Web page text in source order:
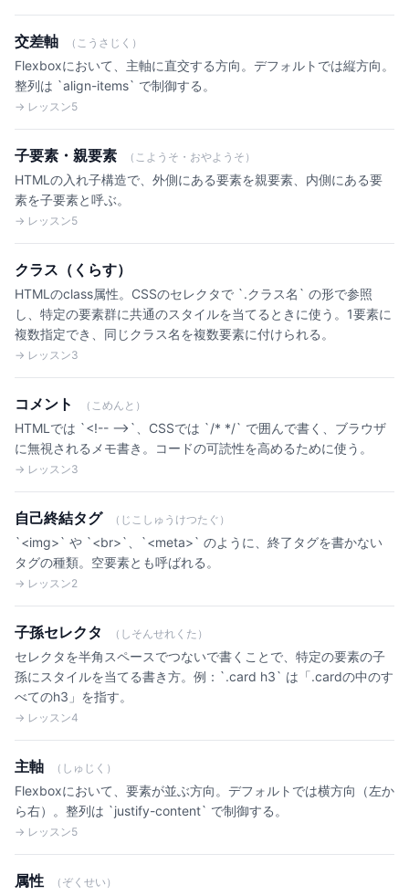
交差軸 （こうさじく）
Flexboxにおいて、主軸に直交する方向。デフォルトでは縦方向。
整列は `align-items` で制御する。
→ レッスン5
子要素・親要素 （こようそ・おやようそ）
HTMLの入れ子構造で、外側にある要素を親要素、内側にある要
素を子要素と呼ぶ。
→ レッスン5
クラス（くらす）
HTMLのclass属性。CSSのセレクタで `.クラス名` の形で参照
し、特定の要素群に共通のスタイルを当てるときに使う。1要素に
複数指定でき、同じクラス名を複数要素に付けられる。
→ レッスン3
コメント （こめんと）
HTMLでは `<!-- -->`、CSSでは `/* */` で囲んで書く、ブラウザ
に無視されるメモ書き。コードの可読性を高めるために使う。
→ レッスン3
自己終結タグ （じこしゅうけつたぐ）
`<img>` や `<br>`、`<meta>` のように、終了タグを書かない
タグの種類。空要素とも呼ばれる。
→ レッスン2
子孫セレクタ （しそんせれくた）
セレクタを半角スペースでつないで書くことで、特定の要素の子
孫にスタイルを当てる書き方。例：`.card h3` は「.cardの中のす
べてのh3」を指す。
→ レッスン4
主軸 （しゅじく）
Flexboxにおいて、要素が並ぶ方向。デフォルトでは横方向（左か
ら右）。整列は `justify-content` で制御する。
→ レッスン5
属性 （ぞくせい）